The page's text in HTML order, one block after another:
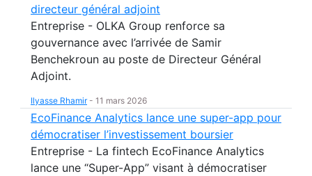
directeur général adjoint
Entreprise - OLKA Group renforce sa
gouvernance avec l’arrivée de Samir
Benchekroun au poste de Directeur Général
Adjoint.
Ilyasse Rhamir- 11 mars 2026
EcoFinance Analytics lance une super-app pour
démocratiser l’investissement boursier
Entreprise - La fintech EcoFinance Analytics
lance une “Super-App” visant à démocratiser